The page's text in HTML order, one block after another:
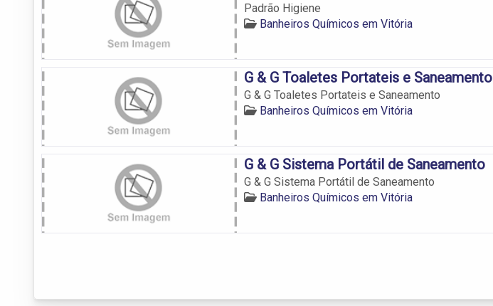
Padrão Higiene
Banheiros Químicos em Vitória
G & G Toaletes Portateis e Saneamento
G & G Toaletes Portateis e Saneamento
Banheiros Químicos em Vitória
G & G Sistema Portátil de Saneamento
G & G Sistema Portátil de Saneamento
Banheiros Químicos em Vitória